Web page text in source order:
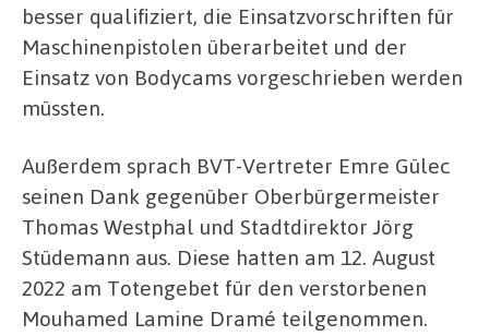
besser qualifiziert, die Einsatzvorschriften für
Maschinenpistolen überarbeitet und der
Einsatz von Bodycams vorgeschrieben werden
müssten.
Außerdem sprach BVT-Vertreter Emre Gülec
seinen Dank gegenüber Oberbürgermeister
Thomas Westphal und Stadtdirektor Jörg
Stüdemann aus. Diese hatten am 12. August
2022 am Totengebet für den verstorbenen
Mouhamed Lamine Dramé teilgenommen.